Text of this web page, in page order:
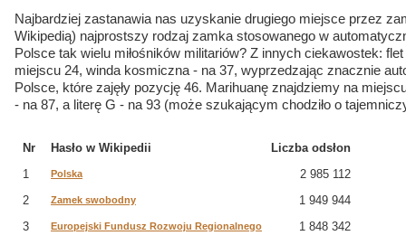
Najbardziej zastanawia nas uzyskanie drugiego miejsce przez
Wikipedią) najprostszy rodzaj zamka stosowanego w
Polsce tak wielu miłośników militariów? Z innych ciekawostek:
miejscu 24, winda kosmiczna - na 37, wyprzedzając znacznie
Polsce, które zajęły pozycję 46. Marihuanę znajdziemy na
- na 87, a literę G - na 93 (może szukającym chodziło o
Nr Hasło w Wikipedii
Liczba odsłon
1
Polska
2 985 112
2
Zamek swobodny
1 949 944
3
Europejski Fundusz Rozwoju Regionalnego
1 848 342